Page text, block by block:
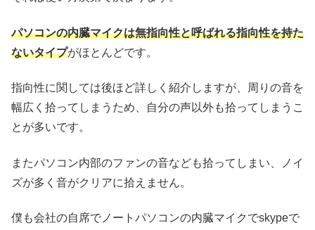
パソコンの内臓マイクは無指向性と呼ばれる指向性を持た
ないタイプがほとんどです。
指向性に関しては後ほど詳しく紹介しますが、周りの音を
幅広く拾ってしまうため、自分の声以外も拾ってしまうこ
とが多いです。
またパソコン内部のファンの音なども拾ってしまい、ノイ
ズが多く音がクリアに拾えません。
僕も会社の自席でノートパソコンの内臓マイクでskypeで